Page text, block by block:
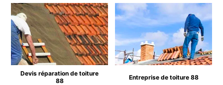
Devis réparation de toiture
88
Entreprise de toiture 88